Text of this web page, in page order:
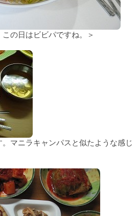
の日はビビパですね。＞
マニラキャンパスと似たような感じ